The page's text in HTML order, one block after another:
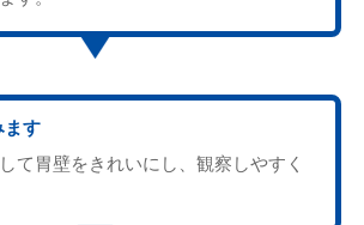
ます
て胃壁をきれいにし、観察しやすく